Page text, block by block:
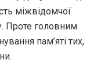
міжвідомчої
Проте головним
пам’яті тих,